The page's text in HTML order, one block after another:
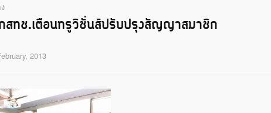
ทช.เตือนทรูวิชั่นส์ปรับปรุงสัญญาสมาชิก
2013